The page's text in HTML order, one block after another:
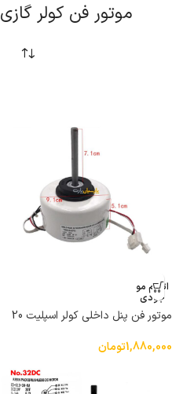
موتور فن کولر گازی
اتمام مو
جودی
موتور فن پنل داخلی کولر اسپلیت 20
1,880,000تومان